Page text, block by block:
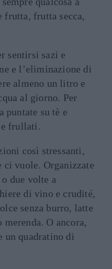
frutta, frutta secca,
sentirsi sazi e
e l’eliminazione di
almeno un litro e
al giorno. Per
puntate su tè e
e frullati.
così stressanti,
vuole. Organizzate
due volte a
di vino e crudité,
senza burro, latte
O ancora,
un quadratino di